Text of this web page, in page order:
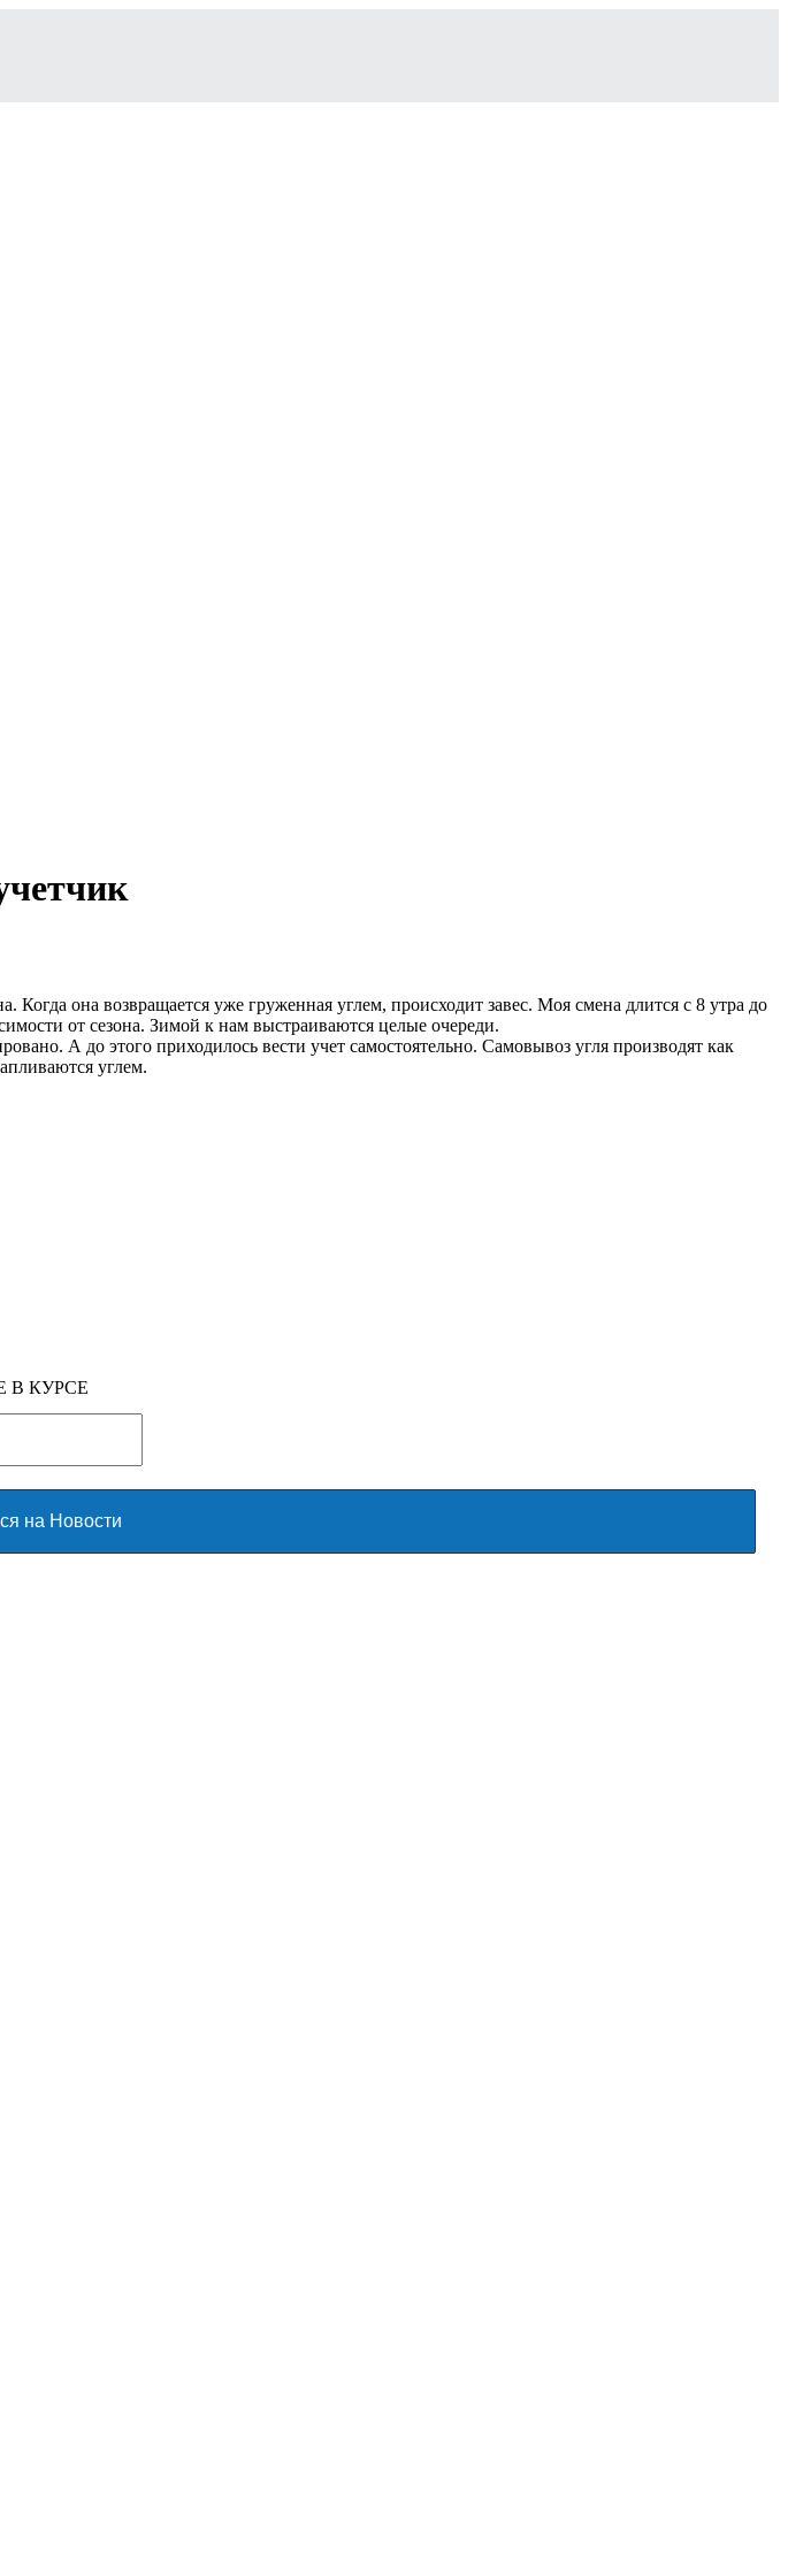
она возвращается уже груженная углем, происходит завес. Моя смена длится с 8 утра до
от сезона. Зимой к нам выстраиваются целые очереди.
А до этого приходилось вести учет самостоятельно. Самовывоз угля производят как
углем.
В КУРСЕ